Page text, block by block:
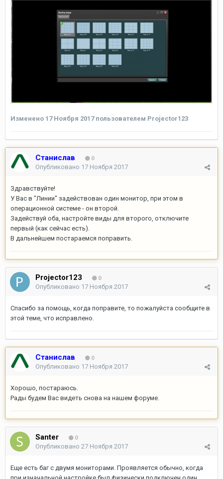
Изменено 17 Ноября 2017пользователем Projector123
Станислав 0
Опубликовано 17 Ноября 2017
Здравствуйте!
У Вас в "Линии" задействован один монитор, при этом в
операционной системе - он второй.
Задействуй оба, настройте виды для второго, отключите
первый (как сейчас есть).
В дальнейшем постараемся поправить.
Projector123 0
Опубликовано 17 Ноября 2017
Спасибо за помощь, когда поправите, то пожалуйста сообщите в
этой теме, что исправлено.
Станислав 0
Опубликовано 17 Ноября 2017
Хорошо, постараюсь.
Рады будем Вас видеть снова на нашем форуме.
Santer 0
Опубликовано 27 Ноября 2017
Еще есть баг с двумя мониторами. Проявляется обычно, когда